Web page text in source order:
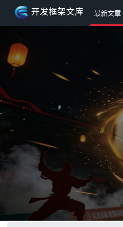
开发框架文库 最新文章